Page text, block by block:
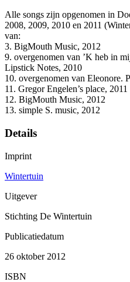
Alle songs zijn opgenomen in
2008, 2009, 2010 en 2011
van:
3. BigMouth Music, 2012
9. overgenomen van ’K heb in
Lipstick Notes, 2010
10. overgenomen van Eleonore.
11. Gregor Engelen’s place, 2011
12. BigMouth Music, 2012
13. simple S. music, 2012
Details
Imprint
Wintertuin
Uitgever
Stichting De Wintertuin
Publicatiedatum
26 oktober 2012
ISBN